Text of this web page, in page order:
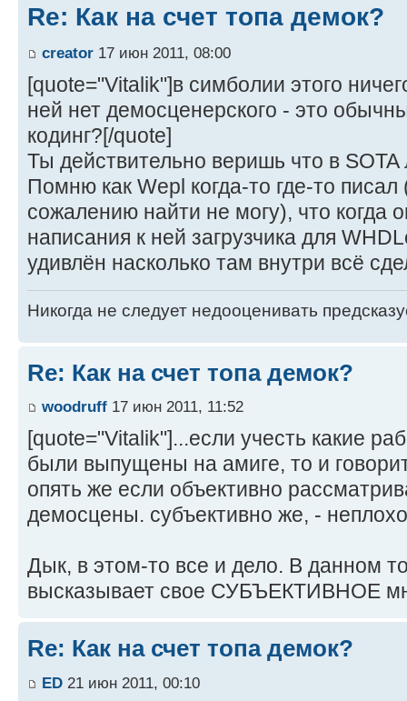
Re: Как на счет топа демок?
creator 17 июн 2011, 08:00
[quote="Vitalik"]в симболии этого
ней нет демосценерского - это
кодинг?[/quote]
Ты действительно веришь что в
Помню как Wepl когда-то где-то писал
сожалению найти не могу), что когда
написания к ней загрузчика для
удивлён насколько там внутри всё
Никогда не следует недооценивать
Re: Как на счет топа демок?
woodruff 17 июн 2011, 11:52
[quote="Vitalik"]...если учесть какие
были выпущены на амиге, то и
опять же если объективно
демосцены. субъективно же, -
Дык, в этом-то все и дело. В данном
высказывает свое СУБЪЕКТИВНОЕ
Re: Как на счет топа демок?
ED 21 июн 2011, 00:10